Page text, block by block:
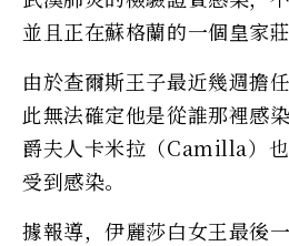
並且正在蘇格蘭的一個皇家
由於查爾斯王子最近幾週擔
此無法確定他是從誰那裡感
爵夫人卡米拉（Camilla）
受到感染。
據報導，伊麗莎白女王最後